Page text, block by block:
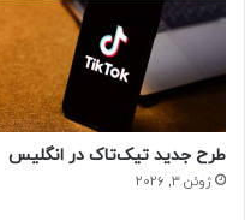
طرح جدید تیک‌تاک در انگلیس
ژوئن 3, 2026